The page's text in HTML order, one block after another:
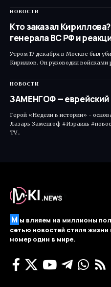
НОВОСТИ
Кто заказал
генерала ВС РФ и
Утром 17 декабря в Москве был
Кириллов. Он руководил
НОВОСТИ
ЗАМЕНГОФ — еврейский
Герой «Недели в истории» -
Лазарь Заменгоф #Израиль
TV…
М ы влияем на миллионы
сетью новостей стиля
номер один в мире.